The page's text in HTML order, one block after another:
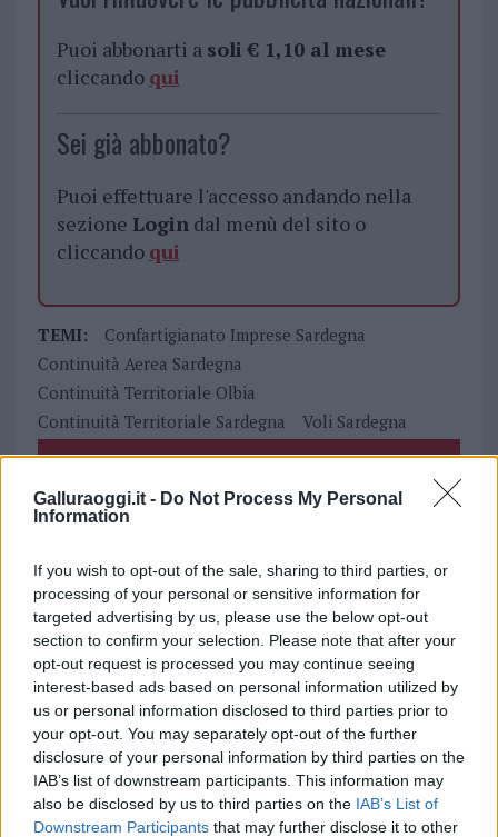
Galluraoggi.it - Do Not Process My Personal
Information
If you wish to opt-out of the sale, sharing to third parties, or
processing of your personal or sensitive information for
targeted advertising by us, please use the below opt-out
section to confirm your selection. Please note that after your
opt-out request is processed you may continue seeing
interest-based ads based on personal information utilized by
us or personal information disclosed to third parties prior to
your opt-out. You may separately opt-out of the further
disclosure of your personal information by third parties on the
IAB’s list of downstream participants. This information may
also be disclosed by us to third parties on the IAB’s List of
Downstream Participants that may further disclose it to other
Puoi abbonarti a soli € 1,10 al mese
cliccando qui
Sei già abbonato?
Puoi effettuare l'accesso andando nella
sezione Logindal menù del sito o
cliccando qui
TEMI:
Confartigianato Imprese Sardegna
Continuità Aerea Sardegna
Continuità Territoriale Olbia
Continuità Territoriale Sardegna
Voli Sardegna
i tuoi video e le tue foto
345 356 7512
Notizie in tempo reale?
Entra nel canale telegram di
GalluraOggi.it